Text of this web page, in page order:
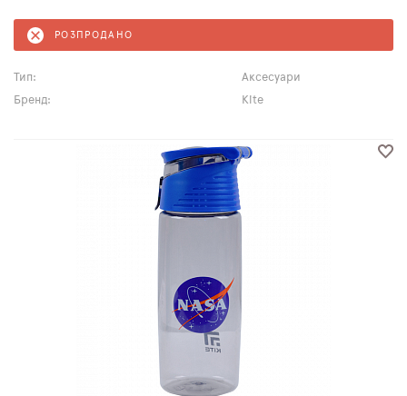
РОЗПРОДАНО
Тип:
Аксесуари
Бренд:
Kite